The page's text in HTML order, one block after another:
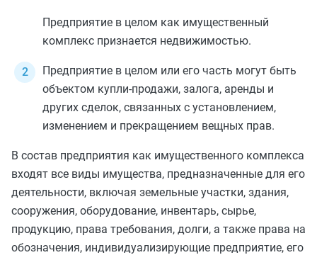
Предприятие в целом как имущественный
комплекс признается недвижимостью.
Предприятие в целом или его часть могут быть
объектом купли-продажи, залога, аренды и
других сделок, связанных с установлением,
изменением и прекращением вещных прав.
В состав предприятия как имущественного комплекса
входят все виды имущества, предназначенные для его
деятельности, включая земельные участки, здания,
сооружения, оборудование, инвентарь, сырье,
продукцию, права требования, долги, а также права на
обозначения, индивидуализирующие предприятие, его